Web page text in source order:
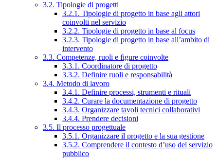
3.2. Tipologie di progetti
3.2.1. Tipologie di progetto in base agli attori
coinvolti nel servizio
3.2.2. Tipologie di progetto in base al focus
3.2.3. Tipologie di progetto in base all’ambito di
intervento
3.3. Competenze, ruoli e figure coinvolte
3.3.1. Coordinatore di progetto
3.3.2. Definire ruoli e responsabilità
3.4. Metodo di lavoro
3.4.1. Definire processi, strumenti e rituali
3.4.2. Curare la documentazione di progetto
3.4.3. Organizzare tavoli tecnici collaborativi
3.4.4. Prendere decisioni
3.5. Il processo progettuale
3.5.1. Organizzare il progetto e la sua gestione
3.5.2. Comprendere il contesto d’uso del servizio
pubblico